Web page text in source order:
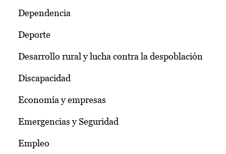
Dependencia
Deporte
Desarrollo rural y lucha contra la despoblación
Discapacidad
Economía y empresas
Emergencias y Seguridad
Empleo